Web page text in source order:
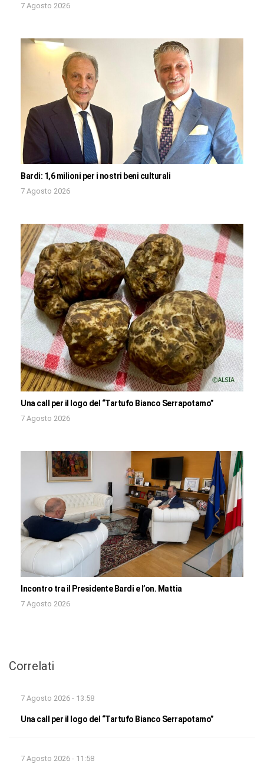
7 Agosto 2026
Bardi: 1,6 milioni per i nostri beni culturali
7 Agosto 2026
Una call per il logo del “Tartufo Bianco Serrapotamo”
7 Agosto 2026
Incontro tra il Presidente Bardi e l’on. Mattia
7 Agosto 2026
Correlati
7 Agosto 2026 - 13:58
Una call per il logo del “Tartufo Bianco Serrapotamo”
7 Agosto 2026 - 11:58